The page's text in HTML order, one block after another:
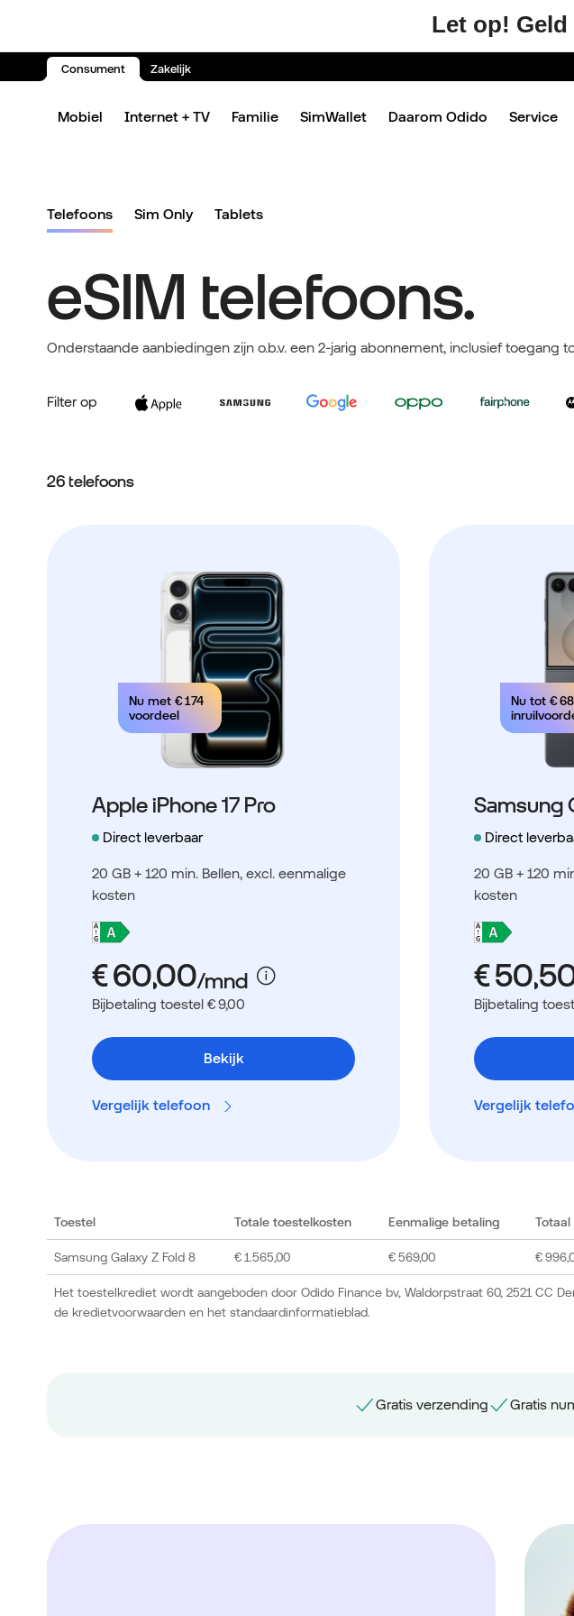
Let op!
Consument Zakelijk
Mobiel Internet + TV Familie SimWallet Daarom Odido Service
Telefoons Sim Only Tablets
eSIM telefoons.
Onderstaande aanbiedingen zijn o.b.v. een 2-jarig abonnement, inclusief toegang
Filter op
26 telefoons
Nu met € 174
voordeel
Apple iPhone 17 Pro
Direct leverbaar
20 GB + 120 min. Bellen, excl. eenmalige
kosten
Bijbetaling toestel € 9,00
Bekijk
Vergelijk telefoon
Nu tot €
Samsung
Direct
20 GB + 120
kosten
Bijbetaling
Vergelijk
Toestel Totale toestelkosten Eenmalige betaling
Het toestelkrediet wordt aangeboden door Odido Finance bv, Waldorpstraat 60, 2521 CC
de kredietvoorwaarden en het standaardinformatieblad.
Samsung Galaxy Z Fold 8 € 1.565,00 € 569,00 €
Gratis verzending Gratis